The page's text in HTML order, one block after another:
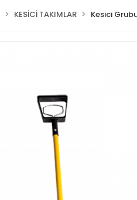
KESİCİ TAKIMLAR Kesici